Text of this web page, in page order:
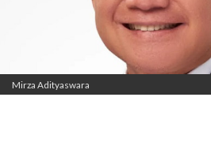
Mirza Adityaswara